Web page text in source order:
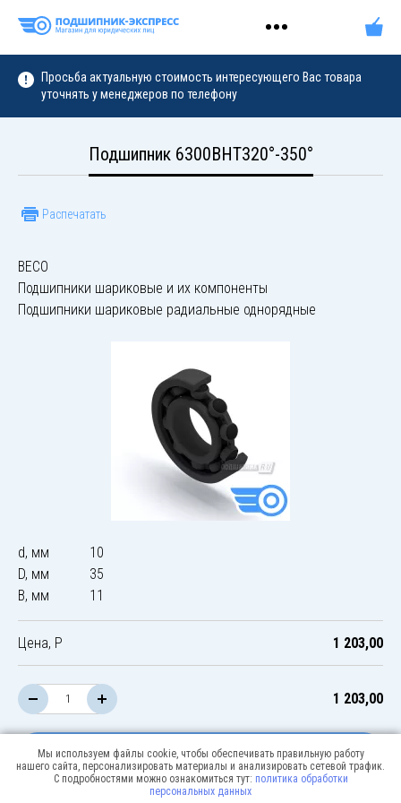
Просьба актуальную стоимость интересующего Вас товара
уточнять у менеджеров по телефону
Подшипник 6300BHT320°-350°
Распечатать
BECO
Подшипники шариковые и их компоненты
Подшипники шариковые радиальные однорядные
d, мм
10
D, мм
35
B, мм
11
Цена, Р 1 203,00
1 203,00
В корзину
Мы используем файлы cookie, чтобы обеспечивать правильную работу
нашего сайта, персонализировать материалы и анализировать сетевой трафик.
С подробностями можно ознакомиться тут: политика обработки
персональных данных